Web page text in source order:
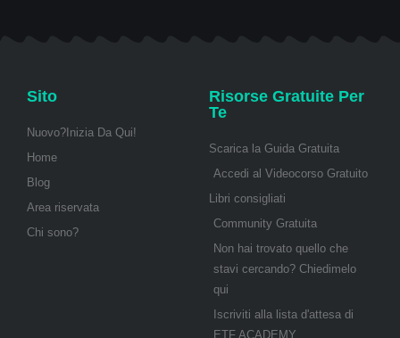
Sito
Nuovo?Inizia Da Qui!
Home
Blog
Area riservata
Chi sono?
Risorse Gratuite Per
Te
Scarica la Guida Gratuita
Accedi al Videocorso Gratuito
Libri consigliati
Community Gratuita
Non hai trovato quello che
stavi cercando? Chiedimelo
qui
Iscriviti alla lista d'attesa di
ETF ACADEMY